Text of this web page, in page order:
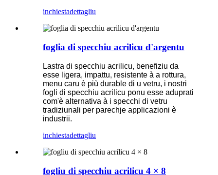
inchiestadettagliu
foglia di specchiu acrilicu d'argentu
Lastra di specchiu acrilicu, benefiziu da
esse ligera, impattu, resistente à a rottura,
menu caru è più durable di u vetru, i nostri
fogli di specchiu acrilicu ponu esse aduprati
com'è alternativa à i specchi di vetru
tradiziunali per parechje applicazioni è
industrii.
inchiestadettagliu
fogliu di specchiu acrilicu 4 × 8